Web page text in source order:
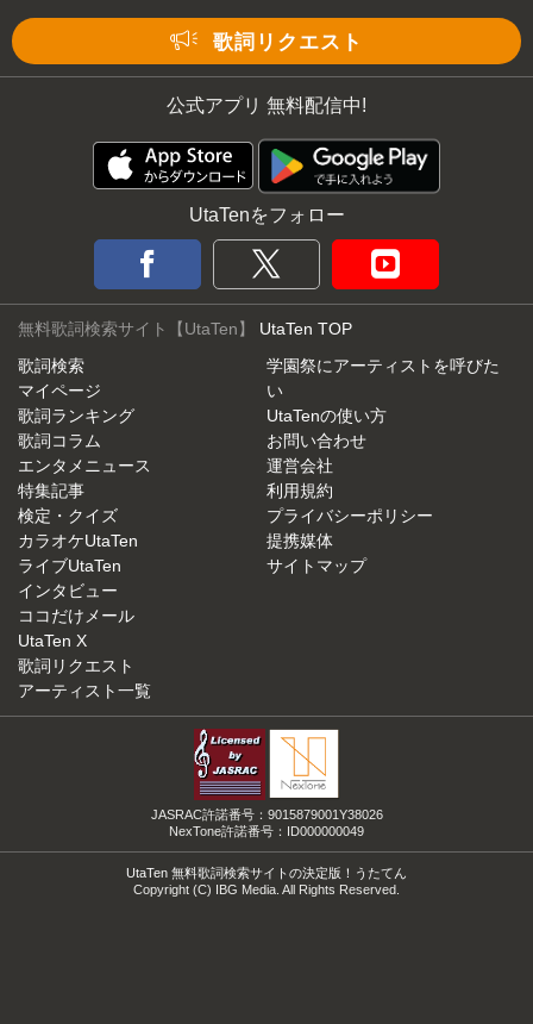
歌詞リクエスト
公式アプリ 無料配信中!
UtaTenをフォロー
無料歌詞検索サイト【UtaTen】 UtaTen TOP
歌詞検索
マイページ
歌詞ランキング
歌詞コラム
エンタメニュース
特集記事
検定・クイズ
カラオケUtaTen
ライブUtaTen
インタビュー
ココだけメール
UtaTen X
歌詞リクエスト
アーティスト一覧
学園祭にアーティストを呼びた
い
UtaTenの使い方
お問い合わせ
運営会社
利用規約
プライバシーポリシー
提携媒体
サイトマップ
JASRAC許諾番号：9015879001Y38026
NexTone許諾番号：ID000000049
UtaTen 無料歌詞検索サイトの決定版！うたてん
Copyright (C) IBG Media. All Rights Reserved.